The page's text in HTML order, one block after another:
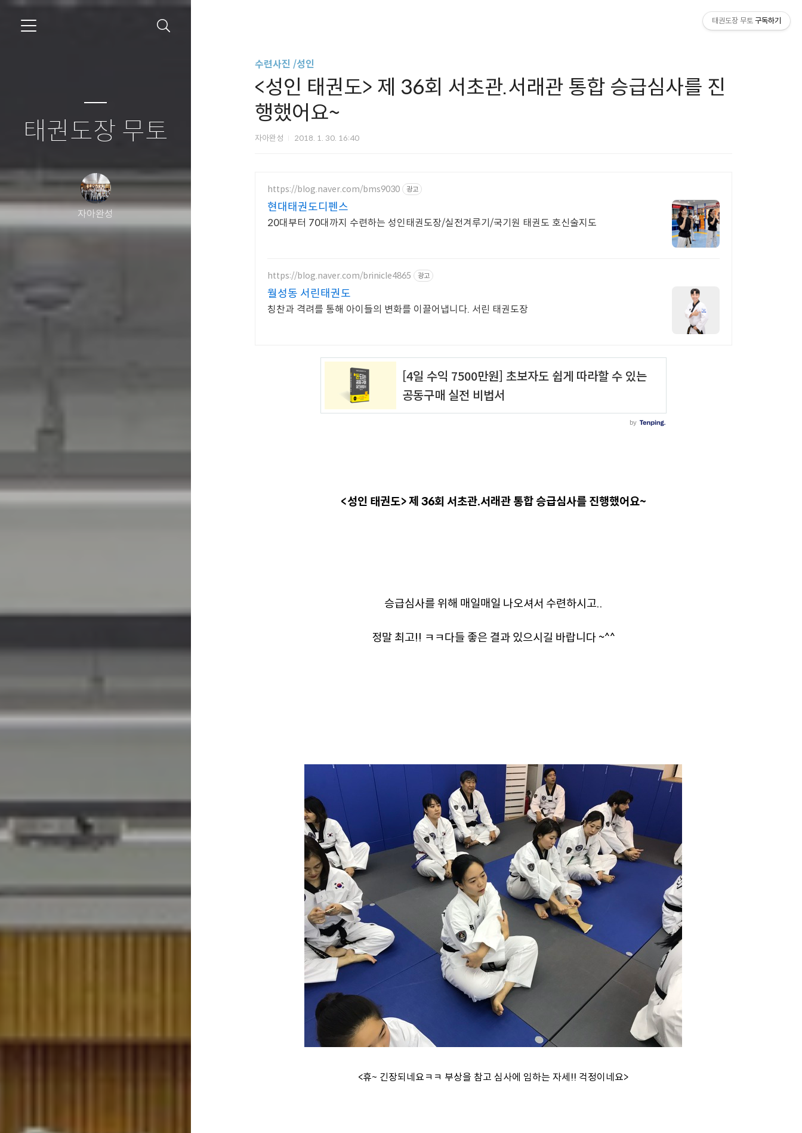
태권도장 무토
자아완성
수련사진 /성인
<성인 태권도> 제 36회 서초관.서래관 통합 승급심사를 진
행했어요~
자아완성 2018. 1. 30. 16:40
https://blog.naver.com/bms9030 광고
현대태권도디펜스
20대부터 70대까지 수련하는 성인태권도장/실전겨루기/국기원 태권도 호신술지도
https://blog.naver.com/brinicle4865 광고
월성동 서린태권도
칭찬과 격려를 통해 아이들의 변화를 이끌어냅니다. 서린 태권도장
<성인 태권도> 제 36회 서초관.서래관 통합 승급심사를 진행했어요~
승급심사를 위해 매일매일 나오셔서 수련하시고..
정말 최고!! ㅋㅋ다들 좋은 결과 있으시길 바랍니다 ~^^
<휴~ 긴장되네요ㅋㅋ 부상을 참고 심사에 임하는 자세!! 걱정이네요>
태권도장 무토 구독하기